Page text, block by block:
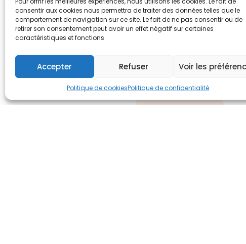
consentir aux cookies nous permettra de traiter des données telles que le
comportement de navigation sur ce site. Le fait de ne pas consentir ou de
retirer son consentement peut avoir un effet négatif sur certaines
caractéristiques et fonctions.
Accepter Refuser Voir les
Politique de cookiesPolitique de confidentialité
un